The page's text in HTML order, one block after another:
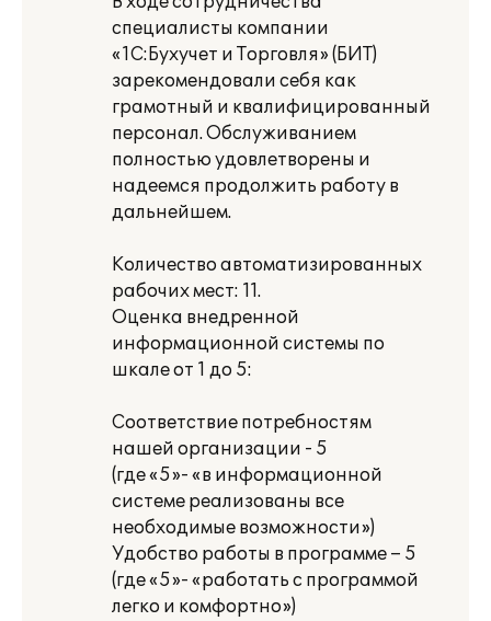
специалисты компании
«1С:Бухучет и Торговля» (БИТ)
зарекомендовали себя как
грамотный и квалифицированный
персонал. Обслуживанием
полностью удовлетворены и
надеемся продолжить работу в
дальнейшем.
Количество автоматизированных
рабочих мест: 11.
Оценка внедренной
информационной системы по
шкале от 1 до 5:
Соответствие потребностям
нашей организации - 5
(где «5»- «в информационной
системе реализованы все
необходимые возможности»)
Удобство работы в программе – 5
(где «5»- «работать с программой
легко и комфортно»)